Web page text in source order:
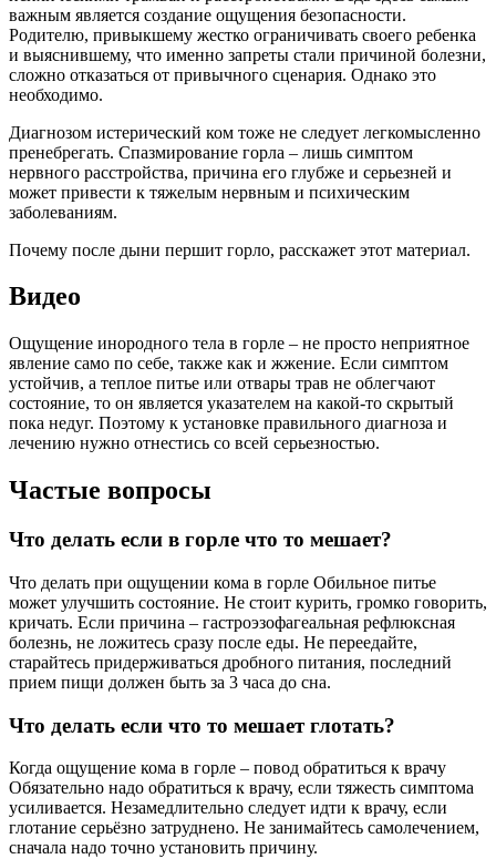
важным является создание ощущения безопасности.
Родителю, привыкшему жестко ограничивать своего ребенка
и выяснившему, что именно запреты стали причиной болезни,
сложно отказаться от привычного сценария. Однако это
необходимо.
Диагнозом истерический ком тоже не следует легкомысленно
пренебрегать. Спазмирование горла – лишь симптом
нервного расстройства, причина его глубже и серьезней и
может привести к тяжелым нервным и психическим
заболеваниям.
Почему после дыни першит горло, расскажет этот материал.
Видео
Ощущение инородного тела в горле – не просто неприятное
явление само по себе, также как и жжение. Если симптом
устойчив, а теплое питье или отвары трав не облегчают
состояние, то он является указателем на какой-то скрытый
пока недуг. Поэтому к установке правильного диагноза и
лечению нужно отнестись со всей серьезностью.
Частые вопросы
Что делать если в горле что то мешает?
Что делать при ощущении кома в горле Обильное питье
может улучшить состояние. Не стоит курить, громко говорить,
кричать. Если причина – гастроэзофагеальная рефлюксная
болезнь, не ложитесь сразу после еды. Не переедайте,
старайтесь придерживаться дробного питания, последний
прием пищи должен быть за 3 часа до сна.
Что делать если что то мешает глотать?
Когда ощущение кома в горле – повод обратиться к врачу
Обязательно надо обратиться к врачу, если тяжесть симптома
усиливается. Незамедлительно следует идти к врачу, если
глотание серьёзно затруднено. Не занимайтесь самолечением,
сначала надо точно установить причину.